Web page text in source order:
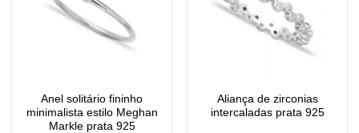
Anel solitário fininho
minimalista estilo Meghan
Markle prata 925
Aliança de zirconias
intercaladas prata 925